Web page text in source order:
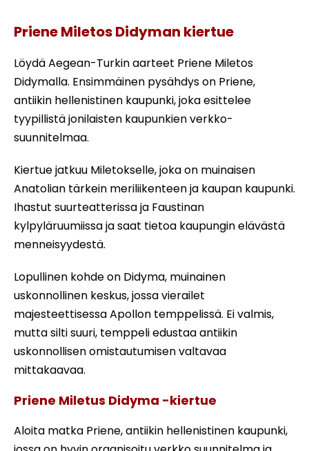
Priene Miletos Didyman kiertue
Löydä Aegean-Turkin aarteet Priene Miletos
Didymalla. Ensimmäinen pysähdys on Priene,
antiikin hellenistinen kaupunki, joka esittelee
tyypillistä jonilaisten kaupunkien verkko-
suunnitelmaa.
Kiertue jatkuu Miletokselle, joka on muinaisen
Anatolian tärkein meriliikenteen ja kaupan kaupunki.
Ihastut suurteatterissa ja Faustinan
kylpyläruumiissa ja saat tietoa kaupungin elävästä
menneisyydestä.
Lopullinen kohde on Didyma, muinainen
uskonnollinen keskus, jossa vierailet
majesteettisessa Apollon temppelissä. Ei valmis,
mutta silti suuri, temppeli edustaa antiikin
uskonnollisen omistautumisen valtavaa
mittakaavaa.
Priene Miletus Didyma -kiertue
Aloita matka Priene, antiikin hellenistinen kaupunki,